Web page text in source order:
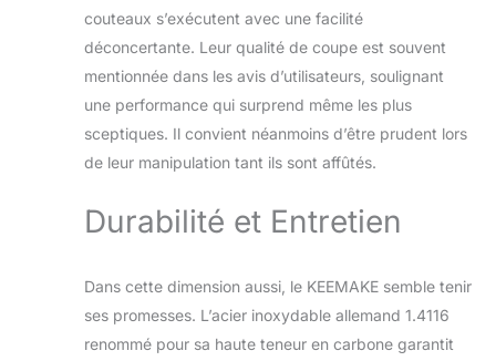
puis ont affûté le
bord à un angle de
coupe de 12° des
deux côtés, ce qui
tranchante comme
un rasoir et coupe
légumes et le
poisson facilement
【Ensemble de
cuisine
Multifonctionnels】
couteaux s’exécutent avec une facilité
déconcertante. Leur qualité de coupe est souvent
mentionnée dans les avis d’utilisateurs, soulignant
une performance qui surprend même les plus
sceptiques. Il convient néanmoins d’être prudent lors
de leur manipulation tant ils sont affûtés.
Durabilité et Entretien
Dans cette dimension aussi, le KEEMAKE semble tenir
ses promesses. L’acier inoxydable allemand 1.4116
renommé pour sa haute teneur en carbone garantit